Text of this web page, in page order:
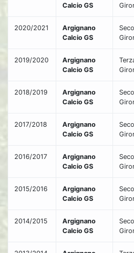
Calcio GS
2020/2021
Argignano
Calcio GS
2019/2020
Argignano
Calcio GS
2018/2019
Argignano
Calcio GS
2017/2018
Argignano
Calcio GS
2016/2017
Argignano
Calcio GS
2015/2016
Argignano
Calcio GS
2014/2015
Argignano
Calcio GS